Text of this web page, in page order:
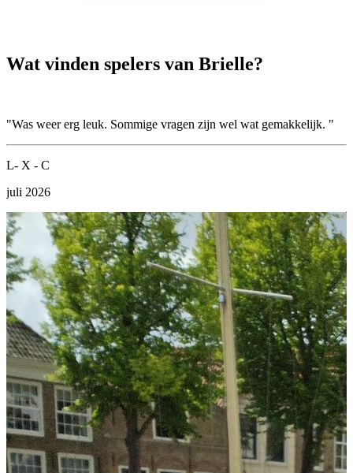
Wat vinden spelers van Brielle?
"Was weer erg leuk. Sommige vragen zijn wel wat gemakkelijk. "
L- X - C
juli 2026